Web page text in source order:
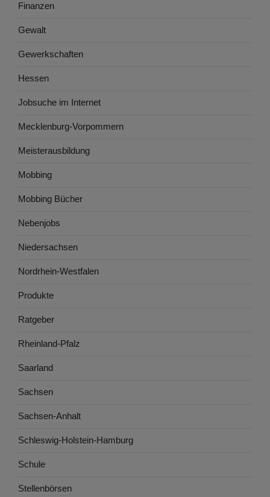
Finanzen
Gewalt
Gewerkschaften
Hessen
Jobsuche im Internet
Mecklenburg-Vorpommern
Meisterausbildung
Mobbing
Mobbing Bücher
Nebenjobs
Niedersachsen
Nordrhein-Westfalen
Produkte
Ratgeber
Rheinland-Pfalz
Saarland
Sachsen
Sachsen-Anhalt
Schleswig-Holstein-Hamburg
Schule
Stellenbörsen